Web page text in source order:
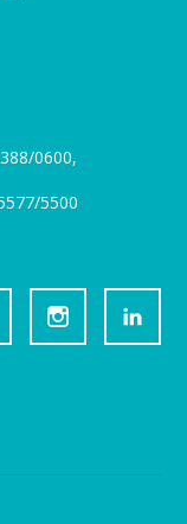
0600,
5500